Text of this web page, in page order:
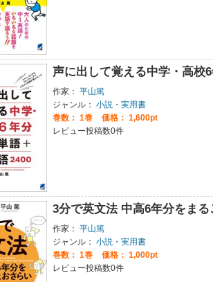
声に出して覚える中学・高校
作家： 平山篤
ジャンル： 小説・実用書
巻数： 1巻
価格： 1,600pt
レビュー投稿数0件
3分で英文法 中高6年分をま
作家： 平山篤
ジャンル： 小説・実用書
巻数： 1巻
価格： 1,000pt
レビュー投稿数0件